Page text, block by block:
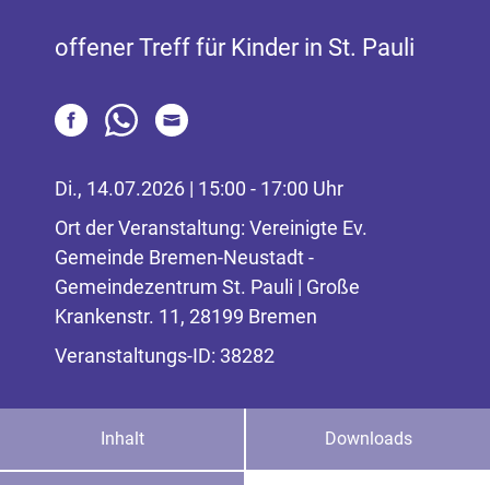
offener Treff für Kinder in St. Pauli
Di., 14.07.2026 | 15:00 - 17:00 Uhr
Ort der Veranstaltung: Vereinigte Ev.
Gemeinde Bremen-Neustadt -
Gemeindezentrum St. Pauli | Große
Krankenstr. 11, 28199 Bremen
Veranstaltungs-ID: 38282
Inhalt Downloads